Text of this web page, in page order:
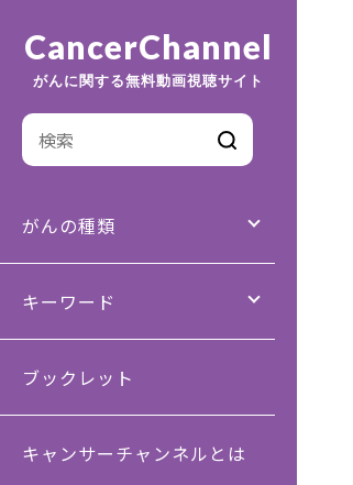
CancerChannel
がんに関する無料動画視聴サイト
がんの種類
キーワード
ブックレット
キャンサーチャンネルとは